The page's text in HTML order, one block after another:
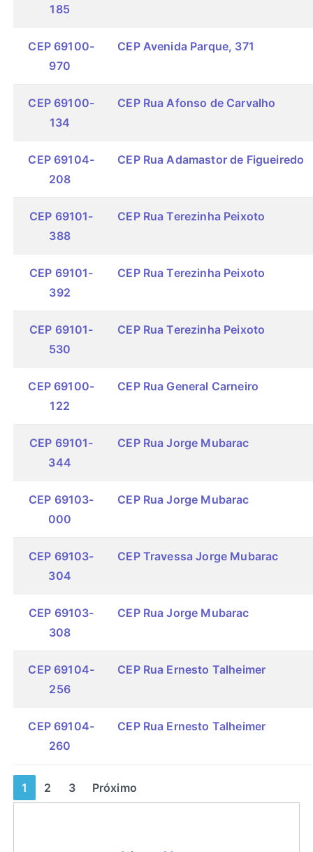
185
CEP 69100-
970
CEP Avenida Parque, 371
CEP 69100-
134
CEP Rua Afonso de Carvalho
CEP 69104-
208
CEP Rua Adamastor de Figueiredo
CEP 69101-
388
CEP Rua Terezinha Peixoto
CEP 69101-
392
CEP Rua Terezinha Peixoto
CEP 69101-
530
CEP Rua Terezinha Peixoto
CEP 69100-
122
CEP Rua General Carneiro
CEP 69101-
344
CEP Rua Jorge Mubarac
CEP 69103-
000
CEP Rua Jorge Mubarac
CEP 69103-
304
CEP Travessa Jorge Mubarac
CEP 69103-
308
CEP Rua Jorge Mubarac
CEP 69104-
256
CEP Rua Ernesto Talheimer
CEP 69104-
260
CEP Rua Ernesto Talheimer
1 2 3 Próximo